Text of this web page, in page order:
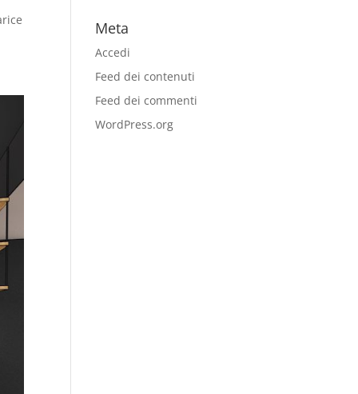
Meta
Accedi
Feed dei contenuti
Feed dei commenti
WordPress.org